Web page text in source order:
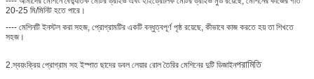
20-25 মি/মিনিট হতে পারে।
---- মেশিনটি ইনস্টল করা সহজ, প্রোগ্রামটির একটি বন্ধুত্বপূর্ণ পৃষ্ঠ রয়েছে, কীভাবে কাজ করতে হয় তা শিখতে
সহজ।
2.স্বয়ংক্রিয় প্রোগ্রাম সহ ইস্পাত ছাদের ডবল লেয়ার রোল তৈরির মেশিনের দুটি ডিজাইনপরামিতি